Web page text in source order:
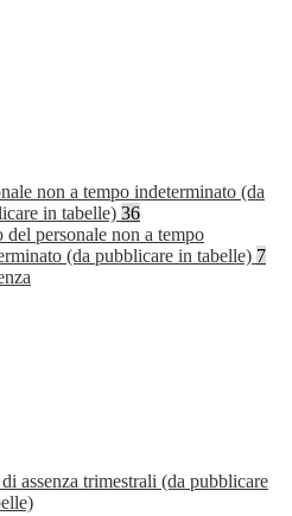
non a tempo indeterminato (da
in tabelle) 36
del personale non a tempo
(da pubblicare in tabelle) 7
assenza trimestrali (da pubblicare